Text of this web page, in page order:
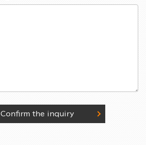
Confirm the inquiry